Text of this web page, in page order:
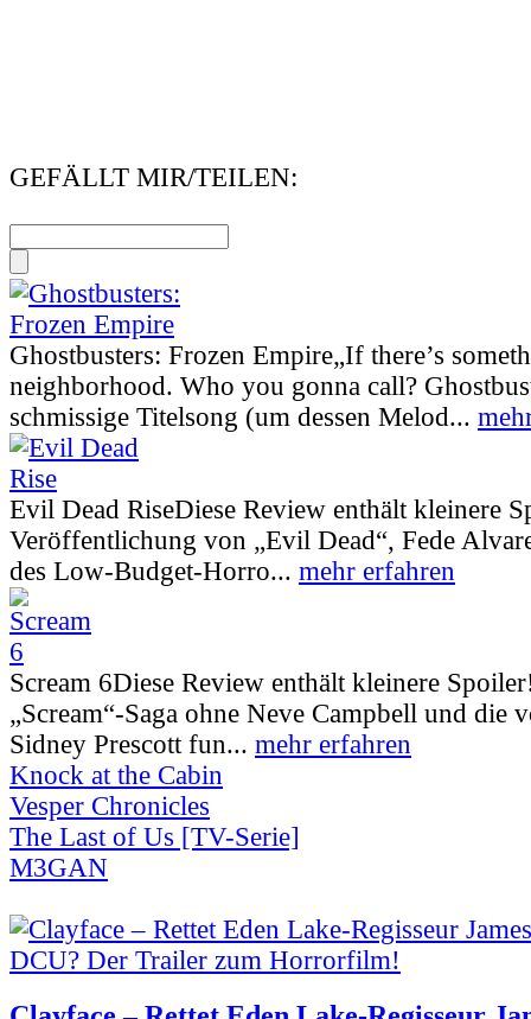
GEFÄLLT MIR/TEILEN:
Ghostbusters: Frozen Empire„If there’s
neighborhood. Who you gonna call?
schmissige Titelsong (um dessen Melod...
Evil Dead RiseDiese Review enthält kleinere
Veröffentlichung von „Evil Dead“, Fede
des Low-Budget-Horro... mehr erfahren
Scream 6Diese Review enthält kleinere
„Scream“-Saga ohne Neve Campbell und die
Sidney Prescott fun... mehr erfahren
Knock at the Cabin
Vesper Chronicles
The Last of Us [TV-Serie]
M3GAN